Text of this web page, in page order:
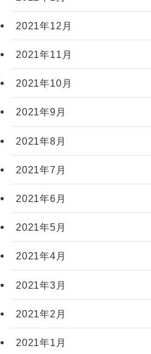
2021年12月
2021年11月
2021年10月
2021年9月
2021年8月
2021年7月
2021年6月
2021年5月
2021年4月
2021年3月
2021年2月
2021年1月